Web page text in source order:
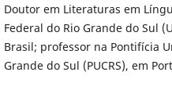
Doutor em Literaturas em
Federal do Rio Grande do Sul
Brasil; professor na Pontifícia
Grande do Sul (PUCRS), em